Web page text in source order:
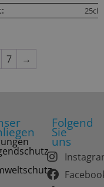
25cl
7 →
Folgend
Sie
uns